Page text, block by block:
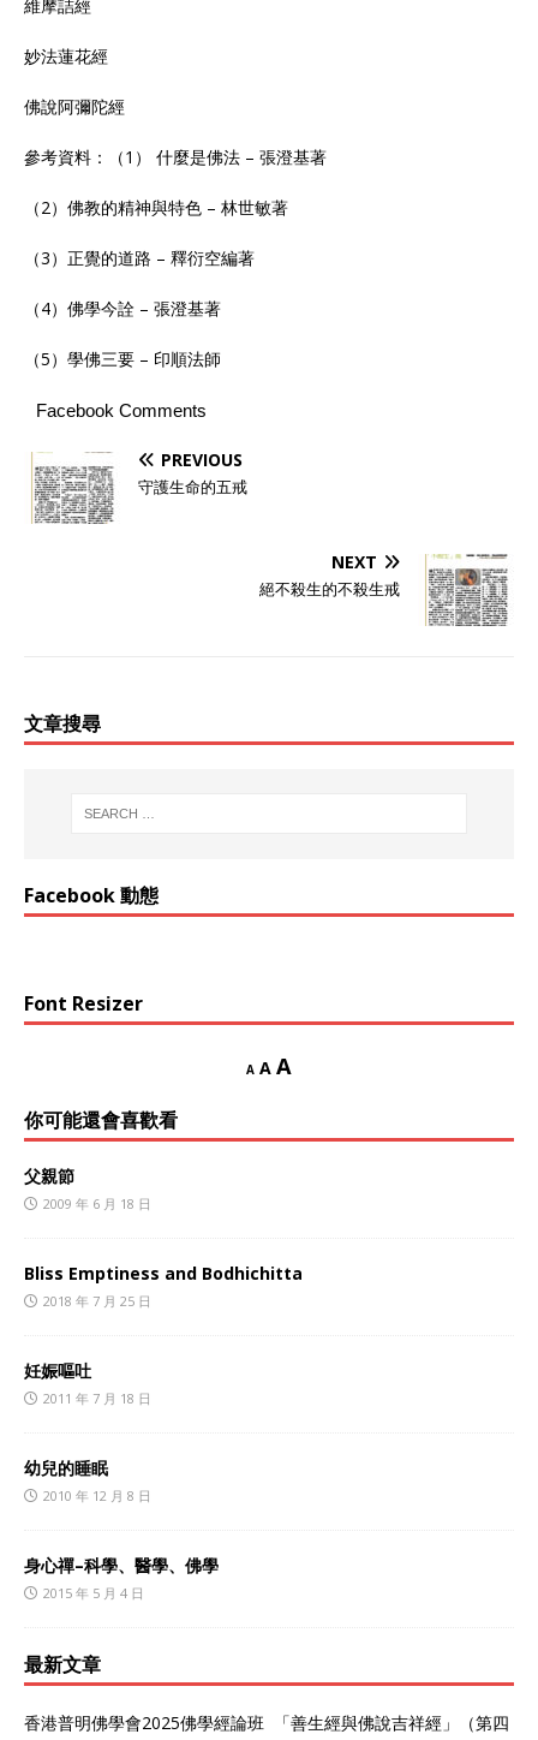
維摩詰經
妙法蓮花經
佛說阿彌陀經
參考資料：（1） 什麼是佛法 – 張澄基著
（2）佛教的精神與特色 – 林世敏著
（3）正覺的道路 – 釋衍空編著
（4）佛學今詮 – 張澄基著
（5）學佛三要 – 印順法師
Facebook Comments
PREVIOUS
守護生命的五戒
NEXT
絕不殺生的不殺生戒
文章搜尋
Facebook 動態
Font Resizer
A A A
你可能還會喜歡看
父親節
2009 年 6 月 18 日
Bliss Emptiness and Bodhichitta
2018 年 7 月 25 日
妊娠嘔吐
2011 年 7 月 18 日
幼兒的睡眠
2010 年 12 月 8 日
身心禪–科學、醫學、佛學
2015 年 5 月 4 日
最新文章
香港普明佛學會2025佛學經論班 「善生經與佛說吉祥經」（第四